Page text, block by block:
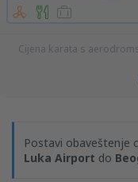
Cijena karata s
Postavi obaveštenje
Luka Airport do